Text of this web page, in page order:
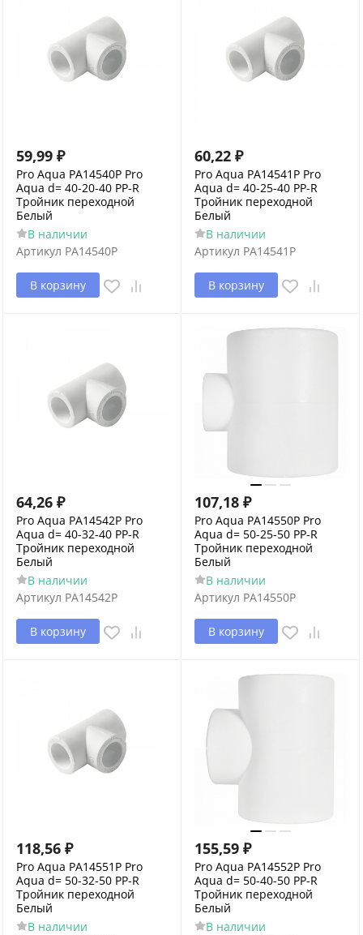
59,99 ₽
Pro Aqua PA14540P Pro
Aqua d= 40-20-40 PP-R
Тройник переходной
Белый
В наличии
Артикул PA14540P
В корзину
60,22 ₽
Pro Aqua PA14541P Pro
Aqua d= 40-25-40 PP-R
Тройник переходной
Белый
В наличии
Артикул PA14541P
В корзину
64,26 ₽
Pro Aqua PA14542P Pro
Aqua d= 40-32-40 PP-R
Тройник переходной
Белый
В наличии
Артикул PA14542P
В корзину
107,18 ₽
Pro Aqua PA14550P Pro
Aqua d= 50-25-50 PP-R
Тройник переходной
Белый
В наличии
Артикул PA14550P
В корзину
118,56 ₽
Pro Aqua PA14551P Pro
Aqua d= 50-32-50 PP-R
Тройник переходной
Белый
В наличии
155,59 ₽
Pro Aqua PA14552P Pro
Aqua d= 50-40-50 PP-R
Тройник переходной
Белый
В наличии